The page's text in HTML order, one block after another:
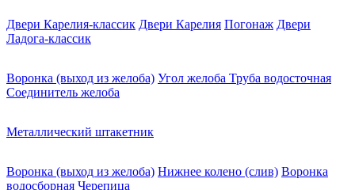
Двери Карелия-классик Двери Карелия Погонаж Двери
Ладога-классик
Воронка (выход из желоба) Угол желоба Труба водосточная
Соединитель желоба
Металлический штакетник
Воронка (выход из желоба) Нижнее колено (слив) Воронка
водосборная Черепица